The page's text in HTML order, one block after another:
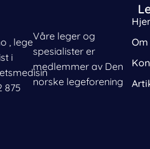
, lege
i
875
Våre leger og
spesialister er
medlemmer av Den
norske legeforening